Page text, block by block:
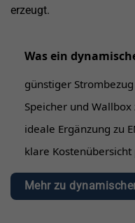
erzeugt.
Was ein
günstiger
Speicher und
ideale Ergänzung zu
klare Kostenübersicht
Mehr zu